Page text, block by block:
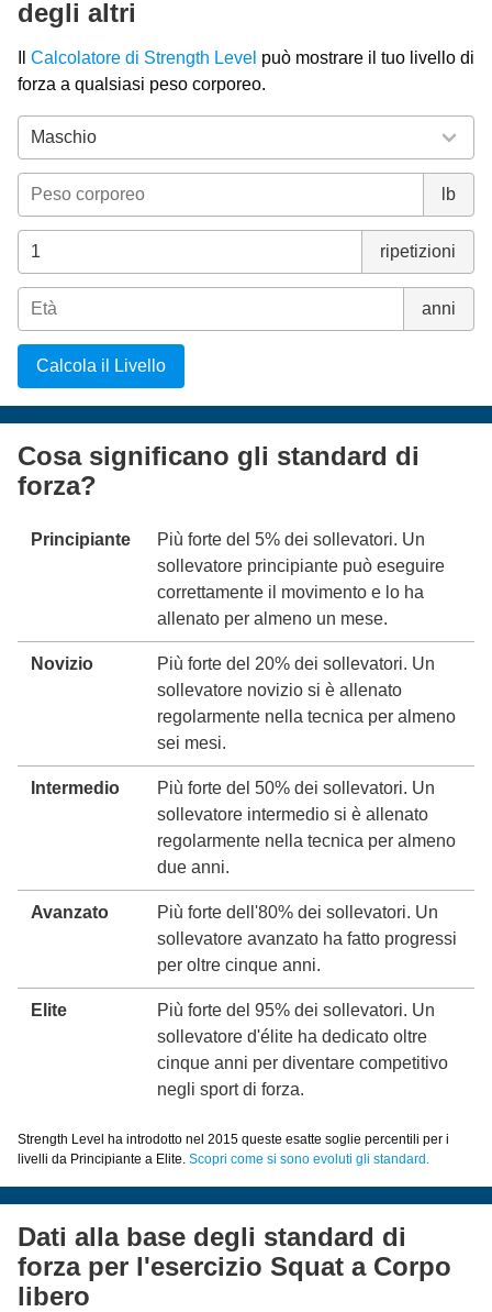
degli altri
Calcolatore di Strength Level può mostrare il tuo livello di
forza a qualsiasi peso corporeo.
lb
ripetizioni
anni
Calcola il Livello
Cosa significano gli standard di
forza?
Principiante
Più forte del 5% dei sollevatori. Un
sollevatore principiante può eseguire
correttamente il movimento e lo ha
allenato per almeno un mese.
Novizio
Più forte del 20% dei sollevatori. Un
sollevatore novizio si è allenato
regolarmente nella tecnica per almeno
sei mesi.
Intermedio
Più forte del 50% dei sollevatori. Un
sollevatore intermedio si è allenato
regolarmente nella tecnica per almeno
due anni.
Avanzato
Più forte dell'80% dei sollevatori. Un
sollevatore avanzato ha fatto progressi
per oltre cinque anni.
Elite
Più forte del 95% dei sollevatori. Un
sollevatore d'élite ha dedicato oltre
cinque anni per diventare competitivo
negli sport di forza.
Strength Level ha introdotto nel 2015 queste esatte soglie percentili per i
livelli da Principiante a Elite. Scopri come si sono evoluti gli standard.
Dati alla base degli standard di
forza per l'esercizio Squat a Corpo
libero